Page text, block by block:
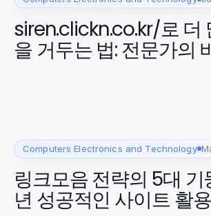
siren.clickn.co.kr/로 더
을 거두는 법: 전문가의
Computers Electronics and Technology
링크모음 전략의 5대
년 성공적인 사이트 활